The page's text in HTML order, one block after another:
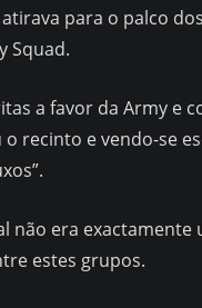
para o palco
Squad.
a favor da Army e
recinto e vendo-se
não era exactamente
estes grupos.